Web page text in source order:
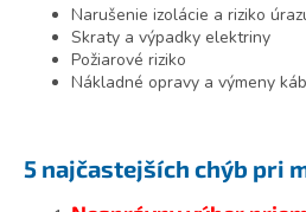
Narušenie izolácie a riziko
Skraty a výpadky elektriny
Požiarové riziko
Nákladné opravy a výmeny
5 najčastejších chýb pri